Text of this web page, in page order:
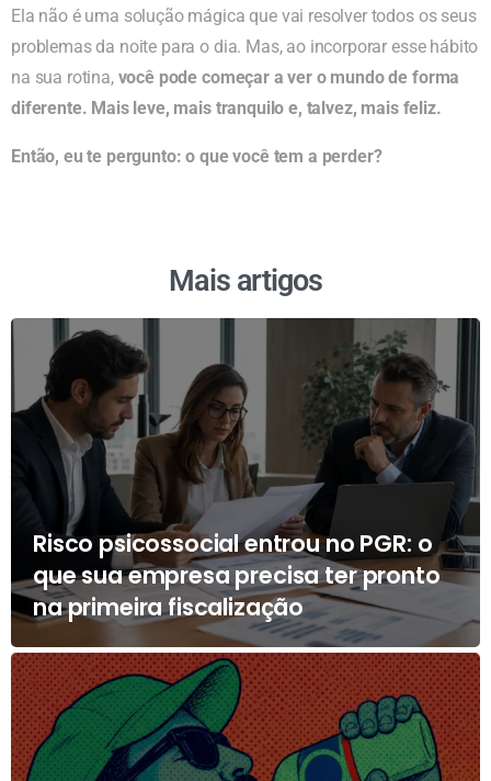
Ela não é uma solução mágica que vai resolver todos os seus
problemas da noite para o dia. Mas, ao incorporar esse hábito
na sua rotina,você pode começar a ver o mundo de forma
diferente. Mais leve, mais tranquilo e, talvez, mais feliz.
Então, eu te pergunto: o que você tem a perder?
Mais artigos
Risco psicossocial entrou no PGR: o
que sua empresa precisa ter pronto
na primeira fiscalização